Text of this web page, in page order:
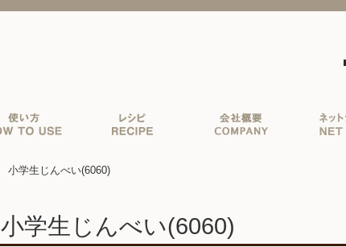
小学生じんべい(6060)
小学生じんべい(6060)